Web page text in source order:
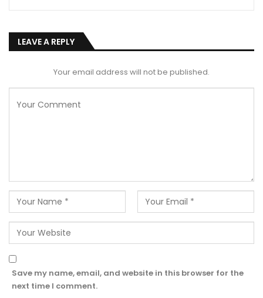
LEAVE A REPLY
Your email address will not be published.
Save my name, email, and website in this browser for the
next time I comment.